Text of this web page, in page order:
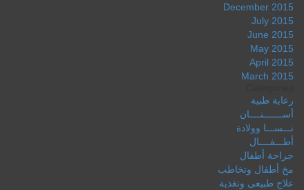
December 2015
July 2015
June 2015
May 2015
April 2015
March 2015
رعاية طبية
أســـــــنــــان
نـــســـا وولادة
أطـــفــــال
جراحة أطفال
مخ أطفال وتخاطب
علاج طبيعى وتغذية